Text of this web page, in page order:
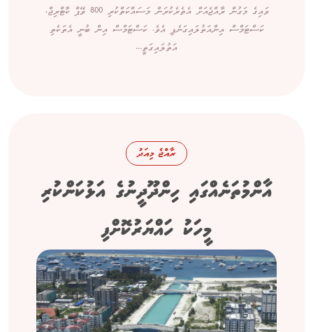
ވައިގެ މަގުން ރާއްޖެއަށް އެތެރެކުރަން މަސައްކަތްކުރި 800 ވޭޕް ކާޓްރިޖް،
ކަސްޓަމްސް އިންއަތުލައިގަނެފި އެވެ. ކަސްޓަމްސް އިން ބުނީ އެތަކެތި
އަތުލައިގަތީ...
ރާއްޖެ މިއަދު
އާންމުތަނެއްގައި ހިންދޫދީނުގެ އަޅުކަންކުރި
މީހަކު ހައްޔަރުކޮށްފި